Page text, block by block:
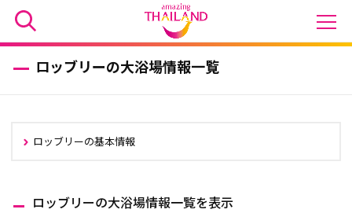
ロッブリーの大浴場情報一覧
ロッブリーの基本情報
ロッブリーの大浴場情報一覧を表示